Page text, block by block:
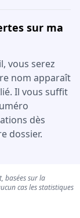
sur ma
vous serez
nom apparaît
Il vous suffit
dès
dossier.
basées sur la
cas les statistiques